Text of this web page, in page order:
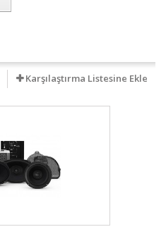
Karşılaştırma Listesine Ekle